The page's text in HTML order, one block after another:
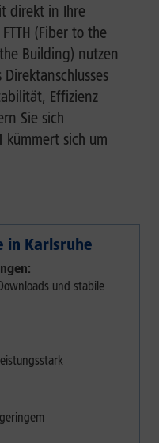
direkt in Ihre
(Fiber to the
Building) nutzen
Effizienz
Sie sich
kümmert sich um
in Karlsruhe
und stabile